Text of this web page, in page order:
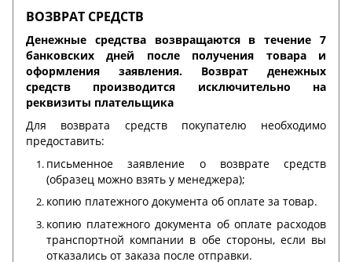
ВОЗВРАТ СРЕДСТВ
Денежные средства возвращаются в течение 7
банковских дней после получения товара и
оформления заявления. Возврат денежных
средств производится исключительно на
реквизиты плательщика
Для возврата средств покупателю необходимо
предоставить:
письменное заявление о возврате средств
(образец можно взять у менеджера);
копию платежного документа об оплате за товар.
копию платежного документа об оплате расходов
транспортной компании в обе стороны, если вы
отказались от заказа после отправки.